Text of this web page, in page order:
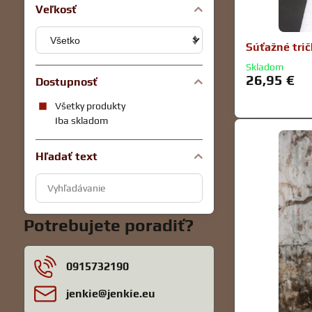
Súťažné
Skladom
26,95 €
Veľkosť
Dostupnosť
Všetky produkty
Iba skladom
Hľadať text
Prehľadať
výsledky
filtra
fulltextom
Potrebujete poradiť?
0915732190
jenkie​@jenkie​.eu